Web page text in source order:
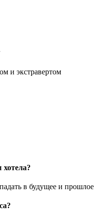
и экстравертом
в будущее и прошлое